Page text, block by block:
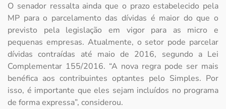
O senador ressalta ainda que o prazo estabelecido pela
MP para o parcelamento das dívidas é maior do que o
previsto pela legislação em vigor para as micro e
pequenas empresas. Atualmente, o setor pode parcelar
dívidas contraídas até maio de 2016, segundo a Lei
Complementar 155/2016. “A nova regra pode ser mais
benéfica aos contribuintes optantes pelo Simples. Por
isso, é importante que eles sejam incluídos no programa
de forma expressa”, considerou.